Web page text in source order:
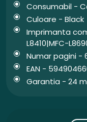
Consumabil -
Culoare - Black
Imprimanta
L8410|MFC-
Numar pagini -
EAN -
Garantia - 24